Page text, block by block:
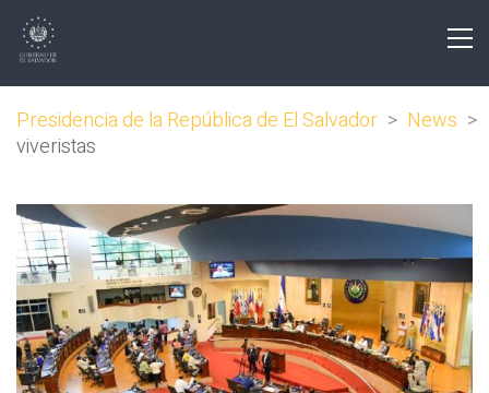
Presidencia de la República de El Salvador > News >
viveristas